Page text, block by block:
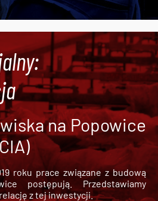
na Popowice
roku prace związane z budową
postępują. Przedstawiamy
z tej inwestycji.